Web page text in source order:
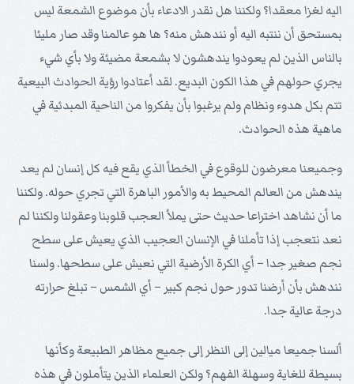
اليه لغزا معقدا؟ ولكننا هل نقدر الادعاء بأن موضوع الشمعة ليس
بمستحق أن ننتبه اليه أو نندهش منه؟ ها هو عالمنا وقد صار مليئا
بالناس الذين لم يعودوا يندهشون لا بشمعة مضيئة ولا بأي شيء
يجري حولهم في هذا الكون البديع. لقد أعتادوا رؤية الحوادث البيعية
تتم بكل هدوء ونظام ولم يرغبوا بأن يفكروا من الناحية المبدئية في
ماهية هذه الحوادث.
وجميعنا معرضون للوقوع في الخطأ الذي يقع فيه كل إنسان لم يعد
يندهش من العالم المحيط به والأمور الباهرة التي تجري حوله. ولكننا
ما أن نشاهد اختراعا حديث حتى يملأ العجب قلوبنا وعقولنا ولكننا لم
نعد نتعجب إذا تأملنا في الإنسان العجيب الذي يعيش على سطح
نجم صغير جدا – أي الكرة الأرضية التي نعيش على سطحها. ولسنا
نندهش بأن أرضنا تدور حول نجم كبير – أي الشمس – تبلغ حرارته
درجة عالية جدا.
ألسنا جميعا ميالين إلى النظر إلى جميع مظاهر الطبيعة وكأنها
بسيطة للغاية وسهلة الفهم؟ ولكن العلماء الذين يتأملون في هذه